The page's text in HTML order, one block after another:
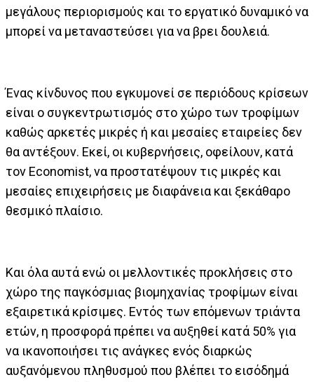
μεγάλους περιορισμούς και το εργατικό δυναμικό να
μπορεί να μεταναστεύσει για να βρει δουλειά.
Ένας κίνδυνος που εγκυμονεί σε περιόδους κρίσεων
είναι ο συγκεντρωτισμός στο χώρο των τροφίμων
καθώς αρκετές μικρές ή και μεσαίες εταιρείες δεν
θα αντέξουν. Εκεί, οι κυβερνήσεις, οφείλουν, κατά
τον Economist, να προστατέψουν τις μικρές και
μεσαίες επιχειρήσεις με διαφάνεια και ξεκάθαρο
θεσμικό πλαίσιο.
Και όλα αυτά ενώ οι μελλοντικές προκλήσεις στο
χώρο της παγκόσμιας βιομηχανίας τροφίμων είναι
εξαιρετικά κρίσιμες. Εντός των επόμενων τριάντα
ετών, η προσφορά πρέπει να αυξηθεί κατά 50% για
να ικανοποιήσει τις ανάγκες ενός διαρκώς
αυξανόμενου πληθυσμού που βλέπει το εισόδημά